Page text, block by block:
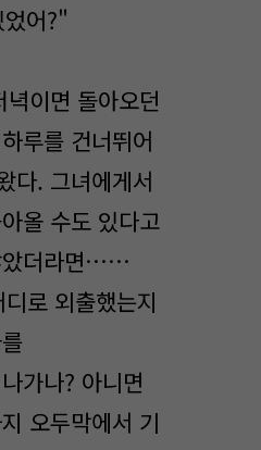
어?"
이면 돌아오던
루를 건너뛰어
다. 그녀에게서
올 수도 있다고
았더라면……
로 외출했는지
가나? 아니면
오두막에서 기